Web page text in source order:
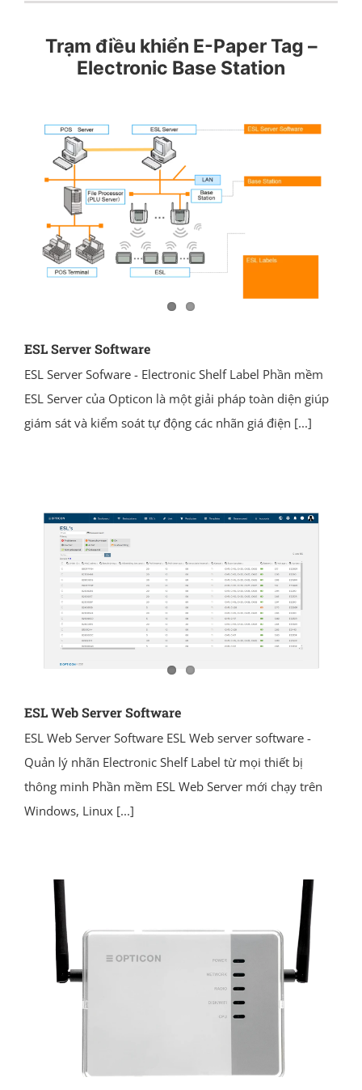
Trạm điều khiển E-Paper Tag –
Electronic Base Station
ESL Server Software
ESL Server Sofware - Electronic Shelf Label Phần mềm
ESL Server của Opticon là một giải pháp toàn diện giúp
giám sát và kiểm soát tự động các nhãn giá điện [...]
ESL Web Server Software
ESL Web Server Software ESL Web server software -
Quản lý nhãn Electronic Shelf Label từ mọi thiết bị
thông minh Phần mềm ESL Web Server mới chạy trên
Windows, Linux[...]